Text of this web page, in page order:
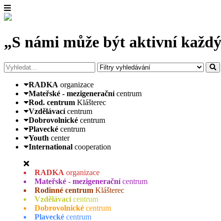
„S námi může být aktivní
RADKA organizace
Mateřské - mezigenerační centrum
Rod. centrum Klášterec
Vzdělávací centrum
Dobrovolnické centrum
Plavecké centrum
Youth center
International cooperation
RADKA organizace
Mateřské - mezigenerační centrum
Rodinné centrum Klášterec
Vzdělávací centrum
Dobrovolnické centrum
Plavecké centrum